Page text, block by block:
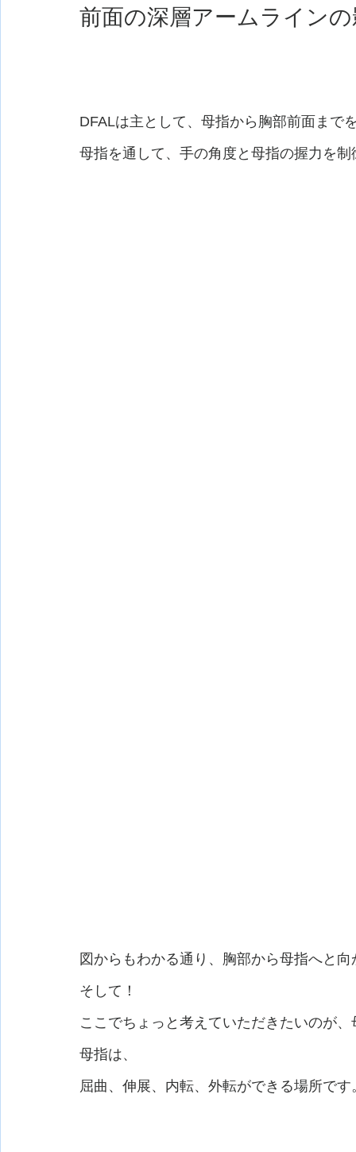
前面の深層アームライン
DFALは主として、母指から胸部前面まで
母指を通して、手の角度と母指の握力を制
図からもわかる通り、胸部から母指へと
そして！
ここでちょっと考えていただきたいのが
母指は、
屈曲、伸展、内転、外転ができる場所です